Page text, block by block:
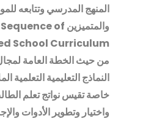
المنهج المدرسي وتتابعه
والمتميزين of
School Curriculum ,
من حيث الخطة العامة
النماذج التعليمية التعلمية
خاصة تقيس نواتج تعلم
واختيار وتطوير الأدوات